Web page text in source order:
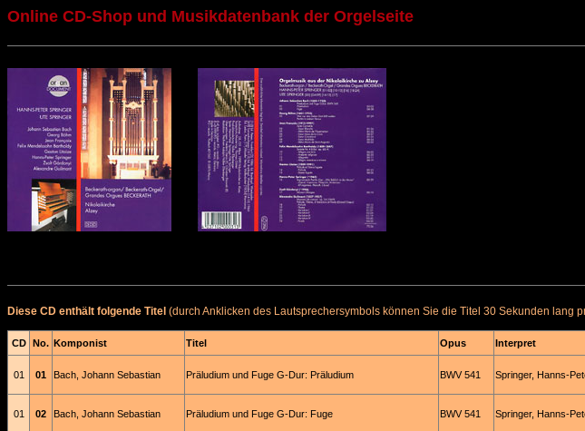
Online CD-Shop und Musikdatenbank der Orgelseite
Diese CD enthält folgende Titel (durch Anklicken des Lautsprechersymbols können Sie die Titel 30 Sekunden lang
CD No. Komponist Titel Opus Interpret
01 01 Bach, Johann Sebastian Präludium und Fuge G-Dur: Präludium BWV 541 Springer, Hanns-
01 02 Bach, Johann Sebastian Präludium und Fuge G-Dur: Fuge BWV 541 Springer, Hanns-